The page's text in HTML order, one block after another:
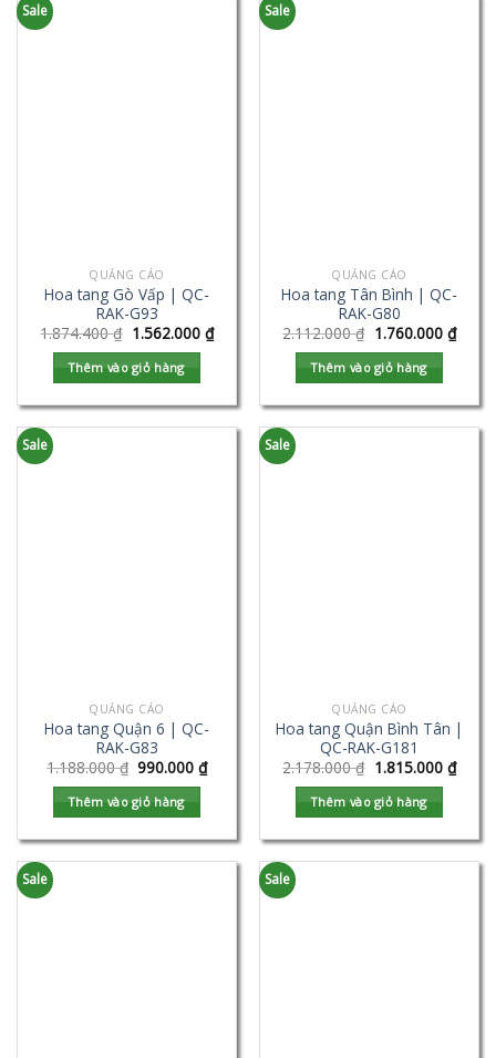
Sale
QUẢNG CÁO
Hoa tang Gò Vấp | QC-
RAK-G93
1.874.400₫ 1.562.000 ₫
Thêm vào giỏ hàng
Sale
QUẢNG CÁO
Hoa tang Tân Bình | QC-
RAK-G80
2.112.000₫ 1.760.000 ₫
Thêm vào giỏ hàng
Sale
QUẢNG CÁO
Hoa tang Quận 6 | QC-
RAK-G83
1.188.000₫ 990.000₫
Thêm vào giỏ hàng
Sale
QUẢNG CÁO
Hoa tang Quận Bình Tân |
QC-RAK-G181
2.178.000₫ 1.815.000 ₫
Thêm vào giỏ hàng
Sale Sale